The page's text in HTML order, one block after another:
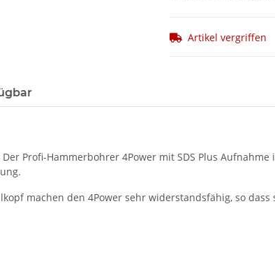
Artikel vergriffen
Profi-Hammerbohrer 4Power mit SDS Plus
machen den 4Power sehr widerstandsfähig, so